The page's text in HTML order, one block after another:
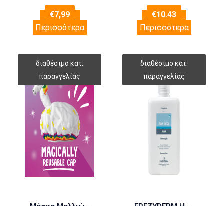
€7,99
Περισσότερα
€10.43
Περισσότερα